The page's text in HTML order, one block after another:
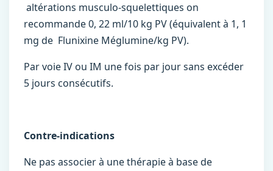
altérations musculo-squelettiques on
recommande 0, 22 ml/10 kg PV (équivalent à 1, 1
mg de Flunixine Méglumine/kg PV).
Par voie IV ou IM une fois par jour sans excéder
5 jours consécutifs.
Contre-indications
Ne pas associer à une thérapie à base de